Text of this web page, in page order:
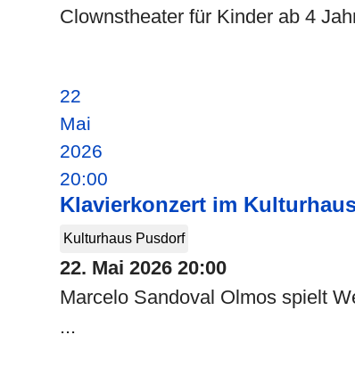
Clownstheater für Kinder ab 4
22
Mai
2026
20:00
Klavierkonzert im
Kulturhaus Pusdorf
22. Mai 2026 20:00
Marcelo Sandoval Olmos spielt
...